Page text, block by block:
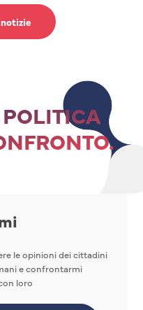
le opinioni dei cittadini
e confrontarmi
loro